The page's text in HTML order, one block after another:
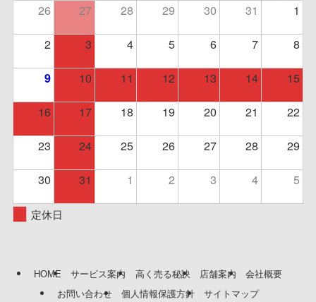
26 27 28 29 30 31
1
2
3 4 5 6 7 8
9 10 11 12 13 14
15
16
17 18 19 20 21
22
23
24 25 26 27 28
29
30
31 1 2 3 4 5
定休日
HOME サービス案内 高く売る秘訣 店舗案内
会社概要
お問い合わせ
個人情報保護方針 サイトマップ